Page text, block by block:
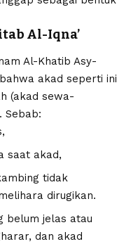
Al-Iqna’
Al-Khatib Asy-
akad seperti ini
(akad sewa-
Sebab:
saat akad,
tidak
dirugikan.
belum jelas atau
dan akad